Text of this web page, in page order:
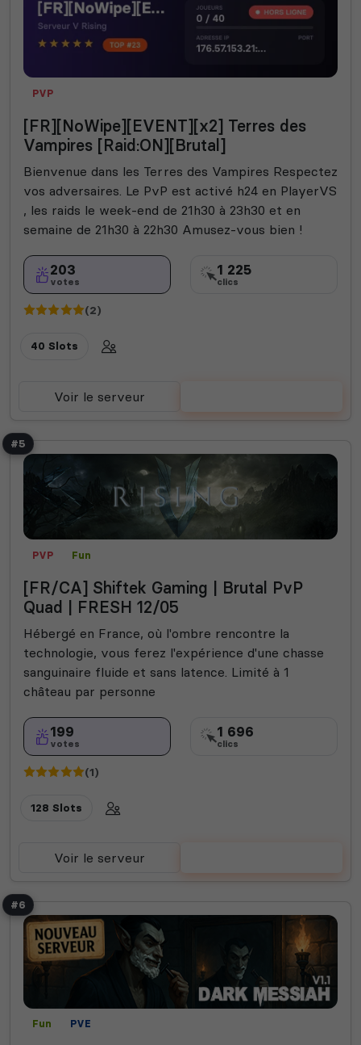
PVP
[FR][NoWipe][EVENT][x2] Terres des
Vampires [Raid:ON][Brutal]
Bienvenue dans les Terres des Vampires Respectez
vos adversaires. Le PvP est activé h24 en PlayerVS
, les raids le week-end de 21h30 à 23h30 et en
semaine de 21h30 à 22h30 Amusez-vous bien !
203
votes
1 225
clics
(2)
40 Slots
Voir le serveur
#5
PVP Fun
[FR/CA] Shiftek Gaming | Brutal PvP
Quad | FRESH 12/05
Hébergé en France, où l'ombre rencontre la
technologie, vous ferez l'expérience d'une chasse
sanguinaire fluide et sans latence. Limité à 1
château par personne
199
votes
1 696
clics
(1)
128 Slots
Voir le serveur
#6
Fun PVE